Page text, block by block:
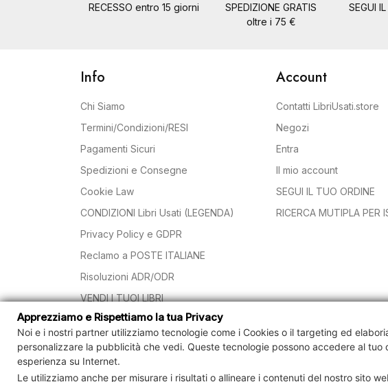
RECESSO entro 15 giorni
SPEDIZIONE GRATIS
oltre i 75 €
SEGUI
Info
Chi Siamo
Termini/Condizioni/RESI
Pagamenti Sicuri
Spedizioni e Consegne
Cookie Law
CONDIZIONI Libri Usati (LEGENDA)
Privacy Policy e GDPR
Reclamo a POSTE ITALIANE
Risoluzioni ADR/ODR
VENDI I TUOI LIBRI
Account
Contatti LibriUsati.store
Negozi
Entra
Il mio account
SEGUI IL TUO ORDINE
RICERCA MUTIPLA PER
© Cartamagna S.r.l. Società Benefit P.IVA 15111121008 REA RM-
Apprezziamo e Rispettiamo la tua Privacy
Noi e i nostri partner utilizziamo tecnologie come i Cookies o il targeting ed
personalizzare la pubblicità che vedi. Queste tecnologie possono accedere al tuo
esperienza su Internet.
Le utilizziamo anche per misurare i risultati o allineare i contenuti del nostro sito